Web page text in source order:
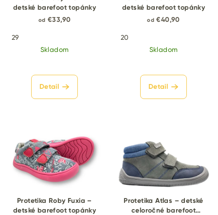
detské barefoot topánky
od €33,90
29
Skladom
Detail
detské barefoot topánky
od €40,90
20
Skladom
Detail
Protetika Roby Fuxia –
detské barefoot topánky
Protetika Atlas – detské
celoročné barefoot